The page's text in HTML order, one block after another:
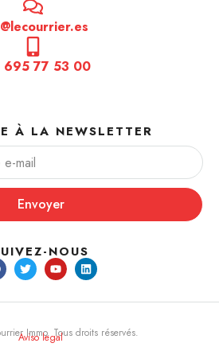
695 77 53 00
À LA NEWSLETTER
Envoyer
NOUS
Immo. Tous droits réservés.
Aviso legal